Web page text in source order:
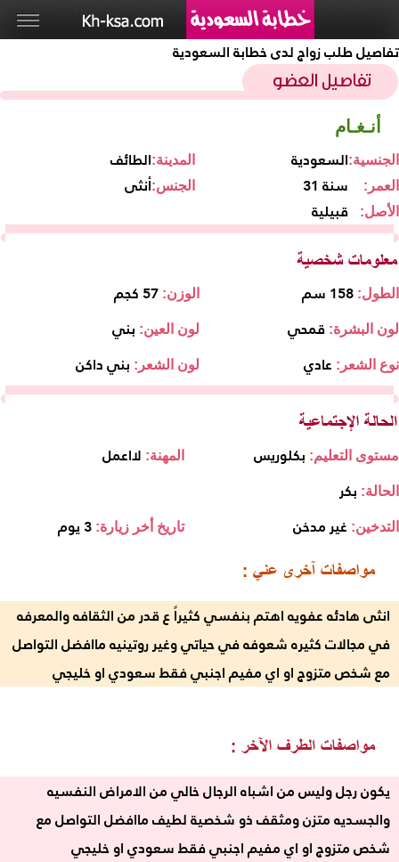
تفاصيل طلب زواج لدى خطابة السعودية
أنـغـام
الطائفالمدينة: السعوديةالجنسية:
أنثىالجنس: 31 سنة العمر:
قبيلية الأصل:
الوزن: 57 كجم الطول: 158 سم
لون العين: بني لون البشرة: قمحي
لون الشعر: بني داكن نوع الشعر: عادي
المهنة: لااعمل مستوى التعليم: بكلوريس
الحالة: بكر
تاريخ أخر زيارة: 3 يوم التدخين: غير مدخن
انثى هادئه عفويه اهتم بنفسي كثيراً ع قدر من الثقافه والمعرفه
في مجالات كثيره شعوفه في حياتي وغير روتينيه ماافضل التواصل
مع شخص متزوج او اي مفيم اجنبي فقط سعودي او خليجي
يكون رجل وليس من اشباه الرجال خالي من الامراض النفسيه
والجسديه متزن ومثقف ذو شخصية لطيف ماافضل التواصل مع
شخص متزوج او اي مفيم اجنبي فقط سعودي او خليجي